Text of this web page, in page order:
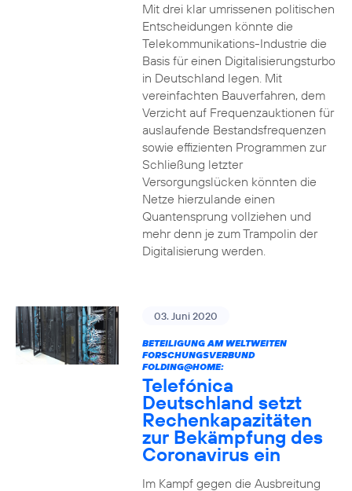
Mit drei klar umrissenen politischen
Entscheidungen könnte die
Telekommunikations-Industrie die
Basis für einen Digitalisierungsturbo
in Deutschland legen. Mit
vereinfachten Bauverfahren, dem
Verzicht auf Frequenzauktionen für
auslaufende Bestandsfrequenzen
sowie effizienten Programmen zur
Schließung letzter
Versorgungslücken könnten die
Netze hierzulande einen
Quantensprung vollziehen und
mehr denn je zum Trampolin der
Digitalisierung werden.
03. Juni 2020
BETEILIGUNG AM WELTWEITEN
FORSCHUNGSVERBUND
FOLDING@HOME:
Telefónica
Deutschland setzt
Rechenkapazitäten
zur Bekämpfung des
Coronavirus ein
Im Kampf gegen die Ausbreitung